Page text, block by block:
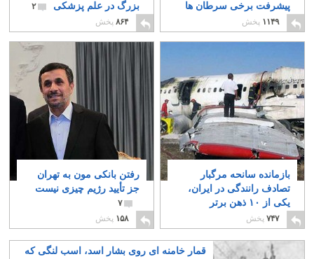
پیشرفت برخی سرطان ها
به ویژه سرطان سینه
جلوگیری کند
۳
۱۱۴۹ پخش
بزرگ در علم پزشکی
۲
۸۶۴ پخش
بازمانده سانحه مرگبار
تصادف رانندگی در ایران،
یکی از ۱۰ ذهن برتر
آمریکاست!
۷۴۷ پخش
رفتن بانکی مون به تهران
جز تأیید رژیم چیزی نیست
۷
۱۵۸ پخش
قمار خامنه ای روی بشار اسد، اسب لنگی که